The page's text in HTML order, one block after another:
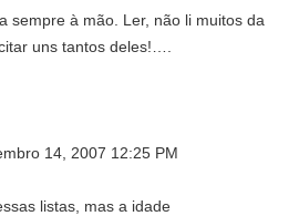
sempre à mão. Ler, não li muitos da
uns tantos deles!….
14, 2007 12:25 PM
listas, mas a idade